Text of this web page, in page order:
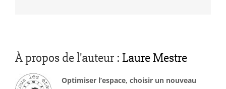
À propos de l'auteur : Laure Mestre
Optimiser l’espace, choisir un nouveau